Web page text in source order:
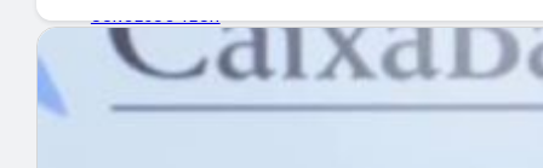
MERCADOS Y TENDENCIAS